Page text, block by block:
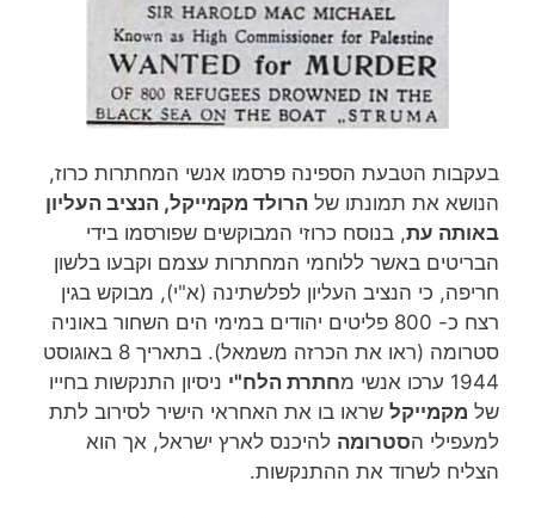
בעקבות הטבעת הספינה פרסמו אנשי המחתרות כרוז,
הנושא את תמונתו של הרולד מקמייקל, הנציב העליון
באותה עת, בנוסח כרוזי המבוקשים שפורסמו בידי
הבריטים באשר ללוחמי המחתרות עצמם וקבעו בלשון
חריפה, כי הנציב העליון לפלשתינה (א"י), מבוקש בגין
רצח כ- 800 פליטים יהודים במימי הים השחור באוניה
סטרומה (ראו את הכרזה משמאל). בתאריך 8 באוגוסט
1944 ערכו אנשי מ
חתרת הלח"י ניסיון התנקשות בחייו
של מקמייקל שראו בו את האחראי הישיר לסירוב לתת
למעפילי הסטרומה להיכנס לארץ ישראל, אך הוא
הצליח לשרוד את ההתנקשות.